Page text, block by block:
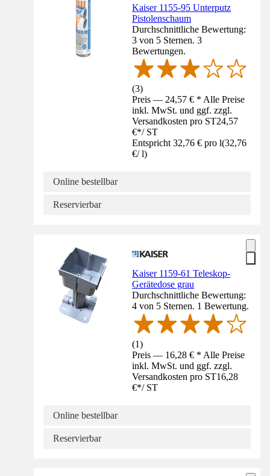
Kaiser 1155-95 Unterputz
Pistolenschaum
Durchschnittliche Bewertung:
3 von 5 Sternen. 3
Bewertungen.
(3)
Preis — 24,57 € * Alle Preise
inkl. MwSt. und ggf. zzgl.
Versandkosten pro ST24,57
€*/ ST
Entspricht 32,76 € pro l(32,76
€/ l)
Online bestellbar
Reservierbar
Kaiser 1159-61 Teleskop-
Gerätedose grau
Durchschnittliche Bewertung:
4 von 5 Sternen. 1 Bewertung.
(1)
Preis — 16,28 € * Alle Preise
inkl. MwSt. und ggf. zzgl.
Versandkosten pro ST16,28
€*/ ST
Online bestellbar
Reservierbar